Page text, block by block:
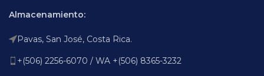
Almacenamiento:
Pavas, San José, Costa Rica.
+(506) 2256-6070 / WA +(506) 8365-3232